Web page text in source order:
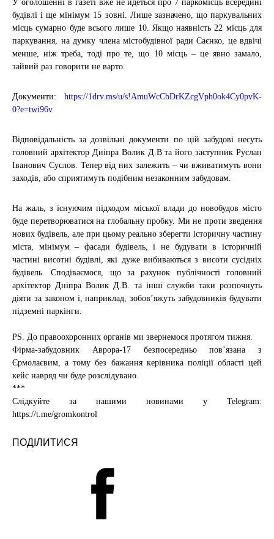
У оголошенні в газеті вже не йдеться про 7 паркомісць всередині
будівлі і ще мінімум 15 зовні. Лише зазначено, що паркувальних
місць сумарно буде всього лише 10. Якщо наявність 22 місць для
паркування, на думку члена містобудівної ради Саєнко, це вдвічі
менше, ніж треба, тоді про те, що 10 місць – це явно замало,
зайвий раз говорити не варто.
Документи: https://1drv.ms/u/s!AmuWcCbDrKZcgVph0ok4Cy0pvK-
0?e=twi96v
Відповідальність за дозвільні документи по цій забудові несуть
головний архітектор Дніпра Волик Д.В та його заступник Руслан
Іванович Суслов. Тепер від них залежить – чи вживатимуть вони
заходів, або сприятимуть подібним незаконним забудовам.
На жаль, з існуючим підходом міської влади до новобудов місто
буде перетворюватися на глобальну пробку. Ми не проти зведення
нових будівель, але при цьому реально зберегти історичну частину
міста, мінімум – фасади будівель, і не будувати в історичній
частині висотні будівлі, які дуже вибиваються з висоти сусідніх
будівель. Сподіваємося, що за рахунок публічності головний
архітектор Дніпра Волик Д.В. та інші служби таки розпочнуть
діяти за законом і, наприклад, зобов’яжуть забудовників будувати
підземні паркінги.
PS. До правоохоронних органів ми звернемося протягом тижня.
Фірма-забудовник Аврора-17 безпосередньо пов’язана з
Єрмолаєвим, а тому без бажання керівника поліції області цей
кейс навряд чи буде розслідувано.
***
Слідкуйте за нашими новинами у Telegram:
https://t.me/gromkontrol
ПОДІЛИТИСЯ